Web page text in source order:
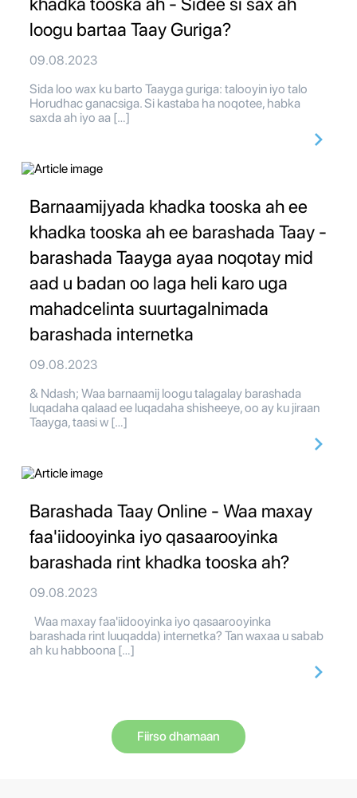
loogu bartaa Taay Guriga?
09.08.2023
Sida loo wax ku barto Taayga guriga: talooyin iyo talo
Horudhac ganacsiga. Si kastaba ha noqotee, habka
saxda ah iyo aa […]
Barnaamijyada khadka tooska ah ee
khadka tooska ah ee barashada Taay -
barashada Taayga ayaa noqotay mid
aad u badan oo laga heli karo uga
mahadcelinta suurtagalnimada
barashada internetka
09.08.2023
& Ndash; Waa barnaamij loogu talagalay barashada
luqadaha qalaad ee luqadaha shisheeye, oo ay ku jiraan
Taayga, taasi w […]
Barashada Taay Online - Waa maxay
faa'iidooyinka iyo qasaarooyinka
barashada rint khadka tooska ah?
09.08.2023
Waa maxay faa'iidooyinka iyo qasaarooyinka
barashada rint luuqadda) internetka? Tan waxaa u sabab
ah ku habboona […]
Fiirso dhamaan